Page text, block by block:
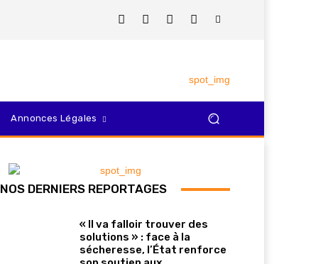
Annonces Légales
NOS DERNIERS REPORTAGES
« Il va falloir trouver des
solutions » : face à la
sécheresse, l’État renforce